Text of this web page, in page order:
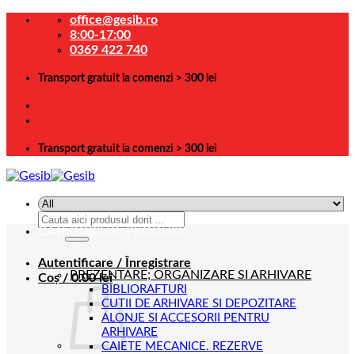
Skip
office@gesib.ro
8:00-17:00
0369 422 740
Transport gratuit la comenzi > 300 lei
Transport gratuit la comenzi > 300 lei
Caută
Autentificare / Înregistrare
Coș /0.00lei
CATEGORII DE PRODUSE
PREZENTARE; ORGANIZARE SI ARHIVARE
BIBLIORAFTURI
CUTII DE ARHIVARE SI DEPOZITARE
ALONJE SI ACCESORII PENTRU
ARHIVARE
CAIETE MECANICE. REZERVE